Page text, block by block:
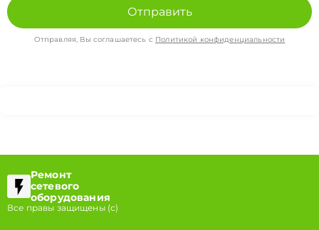
Отправить
Отправляя, Вы соглашаетесь с Политикой конфиденциальности
Ремонт
сетевого
оборудования
Все правы защищены (с)